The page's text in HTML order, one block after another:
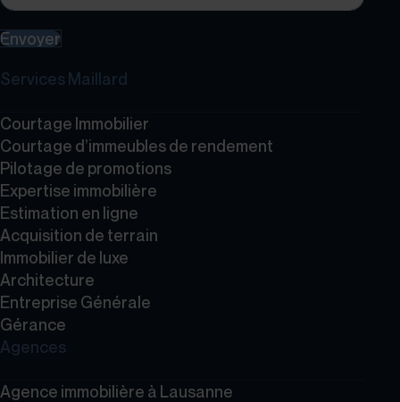
Envoyer
Services Maillard
Courtage Immobilier
Courtage d’immeubles de rendement
Pilotage de promotions
Expertise immobilière
Estimation en ligne
Acquisition de terrain
Immobilier de luxe
Architecture
Entreprise Générale
Gérance
Agences
Agence immobilière à Lausanne